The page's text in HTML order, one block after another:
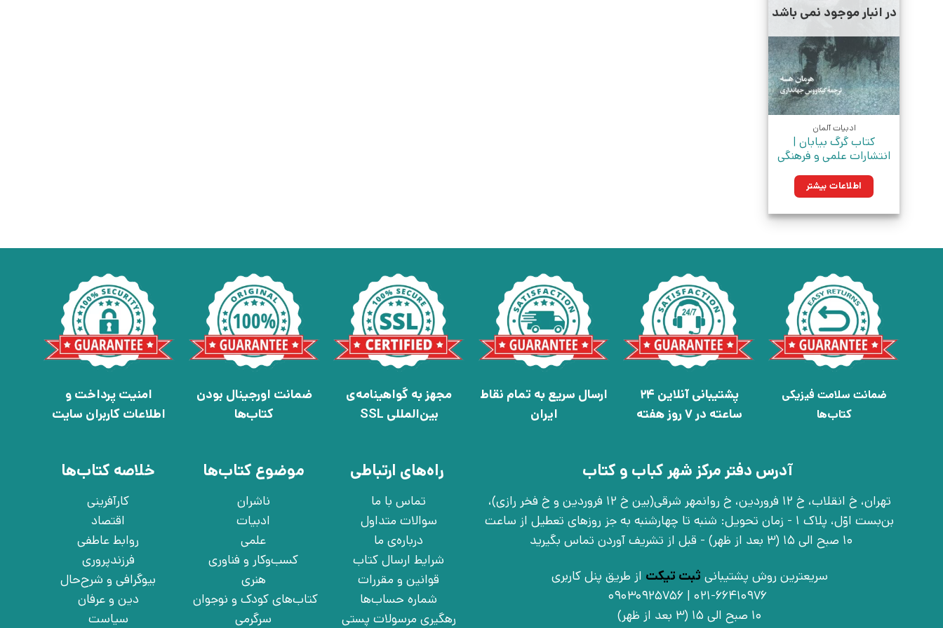
در انبار موجود نمی باشد
ادبیات آلمان
کتاب گرگ بیابان |
انتشارات علمی و فرهنگی
اطلاعات بیشتر
ضمانت سلامت فیزیکی
کتاب‌ها
پشتیبانی آنلاین 24
ساعته در 7 روز هفته
ارسال سریع به تمام نقاط
ایران
مجهز به گواهینامه‌ی
بین‌المللی SSL
ضمانت اورجینال بودن
کتاب‌ها
امنیت پرداخت و
اطلاعات کاربران سایت
آدرس دفتر مرکز شهر کباب و کتاب
تهران، خ انقلاب، خ 12 فروردین، خ روانمهر شرقی(بین خ 12 فروردین و خ فخر رازی)،
بن‌بست اوّل، پلاک 1 - زمان تحویل: شنبه تا چهارشنبه به جز روزهای تعطیل از ساعت
10 صبح الی 15 (3 بعد از ظهر) - قبل از تشریف آوردن تماس بگیرید
سریعترین روش پشتیبانی ثبت تیکت از طریق پنل کاربری
10 صبح الی 15 (3 بعد از ظهر)
راه‌های ارتباطی
تماس با ما
سوالات متداول
درباره‌ی ما
شرایط ارسال کتاب
قوانین و مقررات
شماره حساب‌ها
رهگیری مرسولات پستی
موضوع کتاب‌ها
ناشران
ادبیات
علمی
کسب‌وکار و فناوری
هنری
کتاب‌های کودک و نوجوان
سرگرمی
خلاصه کتاب‌ها
کارآفرینی
اقتصاد
روابط عاطفی
فرزندپروری
بیوگرافی و شرح‌حال
دین و عرفان
سیاست